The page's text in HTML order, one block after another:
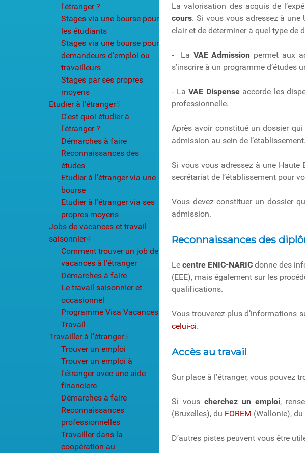
l'étranger ?
Stages via une bourse pour
les étudiants
Stages via une bourse pour
demandeurs d'emploi ou
travailleurs
Stages par ses propres
moyens
Etudier à l'étranger5
C'est quoi étudier à
l'étranger ?
Démarches à faire
Reconnaissances des
études
Etudier à l’étranger via une
bourse
Etudier à l’étranger via ses
propres moyens
Jobs de vacances et travail
saisonnier4
Comment trouver un job de
vacances à l’étranger
Démarches à faire
Le travail saisonnier et
occasionnel
Programme Visa Vacances
Travail
Travailler à l'étranger5
Trouver un emploi
Trouver un emploi à
l'étranger avec une aide
financiere
Démarches à faire
Reconnaissances
professionnelles
Travailler dans la
coopération au
La valorisation des acquis de
cours. Si vous vous adressez à une
clair et de déterminer à quel type de
- La VAE Admission permet aux
s’inscrire à un programme d’études
- LaVAE Dispenseaccorde les
professionnelle.
Après avoir constitué un dossier
admission au sein de l’établissement.
Si vous vous adressez à une Haute
secrétariat de l’établissement pour
Vous devez constituer un dossier
admission.
Reconnaissances des
Lecentre ENIC-NARIC donne des
(EEE), mais également sur les
qualifications.
Vous trouverez plus d’informations
celui-ci.
Accès au travail
Sur place à l’étranger, vous pouvez
Si vouscherchez un emploi,
(Bruxelles), du FOREM (Wallonie), du
D’autres pistes peuvent vous être